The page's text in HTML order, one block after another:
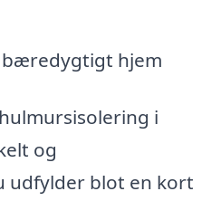
bæredygtigt hjem
i
og
udfylder blot en kort